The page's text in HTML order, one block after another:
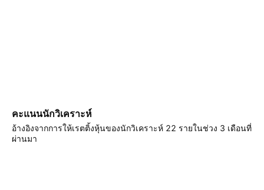
คะแนนนักวิเคราะห์
อ้างอิงจากการให้เรตติ้งหุ้นของนักวิเคราะห์ 22 รายในช่วง 3 เดือนที่
ผ่านมา